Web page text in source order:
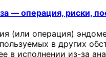
— операция, риски,
(или операция)
в других
в исполнении из-за